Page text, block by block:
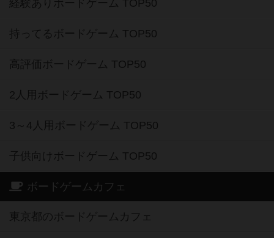
経験ありボードゲーム TOP50
持ってるボードゲーム TOP50
高評価ボードゲーム TOP50
2人用ボードゲーム TOP50
3～4人用ボードゲーム TOP50
子供向けボードゲーム TOP50
ボードゲームカフェ
東京都のボードゲームカフェ